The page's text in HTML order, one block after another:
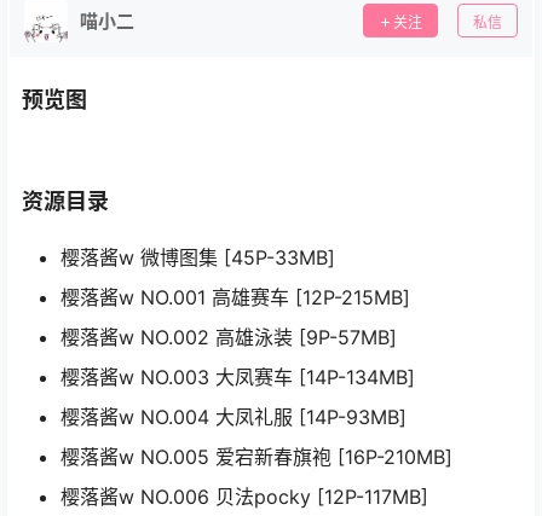
喵小二 关注 私信
预览图
资源目录
樱落酱w 微博图集 [45P-33MB]
樱落酱w NO.001 高雄赛车 [12P-215MB]
樱落酱w NO.002 高雄泳装 [9P-57MB]
樱落酱w NO.003 大凤赛车 [14P-134MB]
樱落酱w NO.004 大凤礼服 [14P-93MB]
樱落酱w NO.005 爱宕新春旗袍 [16P-210MB]
樱落酱w NO.006 贝法pocky [12P-117MB]